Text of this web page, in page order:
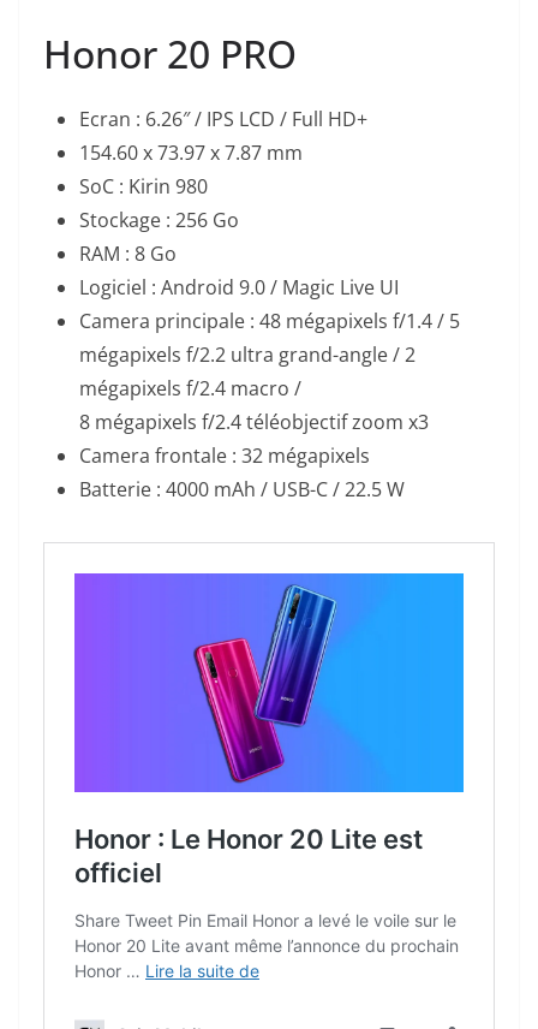
Honor 20 PRO
Ecran : 6.26″ / IPS LCD / Full HD+
154.60 x 73.97 x 7.87 mm
SoC : Kirin 980
Stockage : 256 Go
RAM : 8 Go
Logiciel : Android 9.0 / Magic Live UI
Camera principale : 48 mégapixels f/1.4 / 5
mégapixels f/2.2 ultra grand-angle / 2
mégapixels f/2.4 macro /
8 mégapixels f/2.4 téléobjectif zoom x3
Camera frontale : 32 mégapixels
Batterie : 4000 mAh / USB-C / 22.5 W